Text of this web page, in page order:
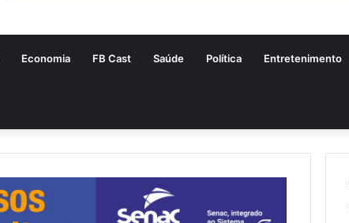
Economia FB Cast Saúde Política Entretenimento